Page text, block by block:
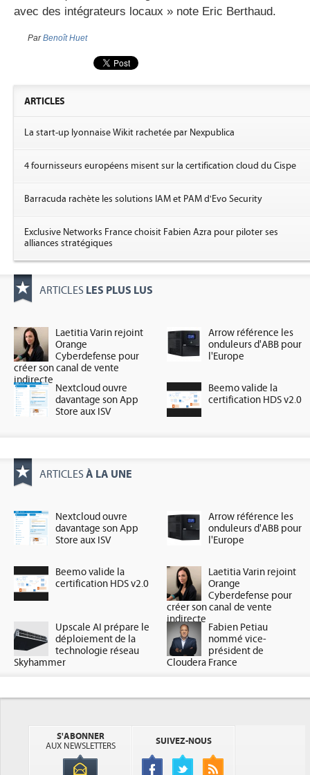
avec des intégrateurs locaux » note Eric Berthaud.
ParBenoît Huet
ARTICLES
La start-up lyonnaise Wikit rachetée par Nexpublica
4 fournisseurs européens misent sur la certification cloud du Cispe
Barracuda rachète les solutions IAM et PAM d'Evo Security
Exclusive Networks France choisit Fabien Azra pour piloter ses
alliances stratégiques
ARTICLES LES PLUS LUS
Laetitia Varin rejoint
Orange
Cyberdefense pour
créer son canal de vente
indirecte
Arrow référence les
onduleurs d'ABB pour
l'Europe
Nextcloud ouvre
davantage son App
Store aux ISV
Beemo valide la
certification HDS v2.0
ARTICLES À LA UNE
Nextcloud ouvre
davantage son App
Store aux ISV
Arrow référence les
onduleurs d'ABB pour
l'Europe
Beemo valide la
certification HDS v2.0
Laetitia Varin rejoint
Orange
Cyberdefense pour
créer son canal de vente
indirecte
Upscale AI prépare le
déploiement de la
technologie réseau
Skyhammer
Fabien Petiau
nommé vice-
président de
Cloudera France
S'ABONNER
AUX NEWSLETTERS
SUIVEZ-NOUS